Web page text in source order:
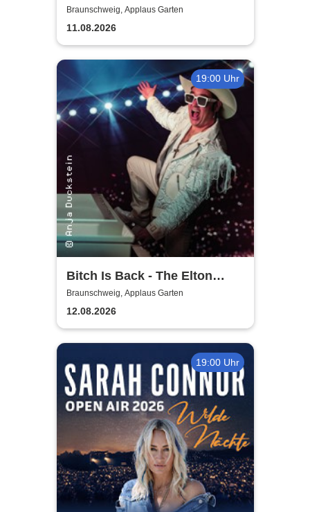
Braunschweig, Applaus Garten
11.08.2026
19:00 Uhr
Bitch Is Back - The Elton
John Show
Braunschweig, Applaus Garten
12.08.2026
19:00 Uhr